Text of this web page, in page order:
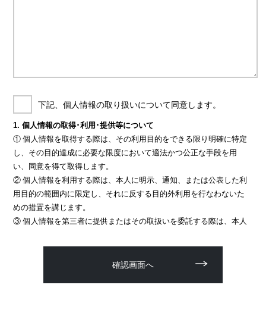
下記、個人情報の取り扱いについて同意します。
1. 個人情報の取得･利用･提供等について
① 個人情報を取得する際は、その利用目的をできる限り明確に特定
し、その目的達成に必要な限度において適法かつ公正な手段を用
い、同意を得て取得します。
② 個人情報を利用する際は、本人に明示、通知、または公表した利
用目的の範囲内に限定し、それに反する目的外利用を行なわないた
めの措置を講じます。
③ 個人情報を第三者に提供またはその取扱いを委託する際は、本人